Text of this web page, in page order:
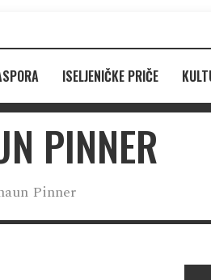
ISELJENIČKE PRIČE
PINNER
Pinner